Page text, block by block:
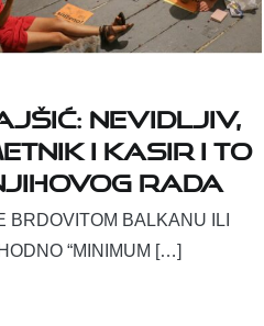
Nevidljiv,
i kasir i to
rada
BRDOVITOM BALKANU ILI
“MINIMUM […]